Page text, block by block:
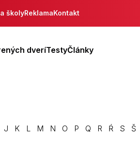
školyReklamaKontakt
dveríTestyČlánky
J K L M N O P Q R Ŕ S Š